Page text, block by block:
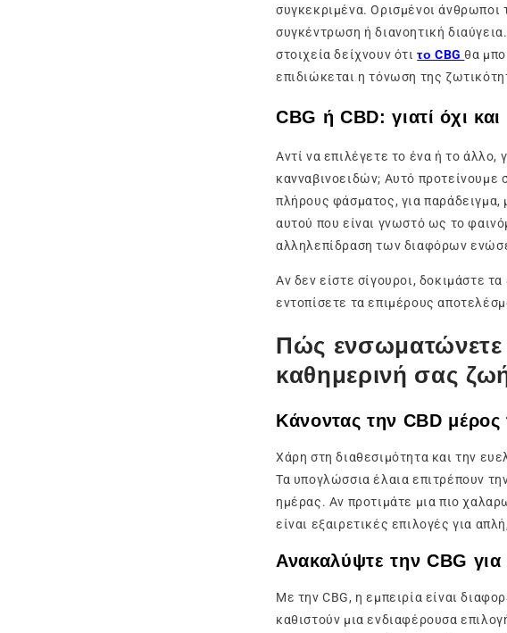
συγκεκριμένα. Ορισμένοι άνθρωποι
συγκέντρωση ή διανοητική
στοιχεία δείχνουν ότιτο CBGθα
επιδιώκεται η τόνωση της
CBG ή CBD: γιατί όχι
Αντί να επιλέγετε το ένα ή το
κανναβινοειδών; Αυτό προτείνουμε
πλήρους φάσματος, για παράδειγμα,
αυτού που είναι γνωστό ως το
αλληλεπίδραση των διαφόρων
Αν δεν είστε σίγουροι, δοκιμάστε
εντοπίσετε τα επιμέρους
Πώς ενσωματώνετε
καθημερινή σας
Κάνοντας την CBD μέρος
Χάρη στη διαθεσιμότητα και την
Τα υπογλώσσια έλαια επιτρέπουν
ημέρας. Αν προτιμάτε μια πιο
είναι εξαιρετικές επιλογές για
Ανακαλύψτε την CBG για
Με την CBG, η εμπειρία είναι
καθιστούν μια ενδιαφέρουσα